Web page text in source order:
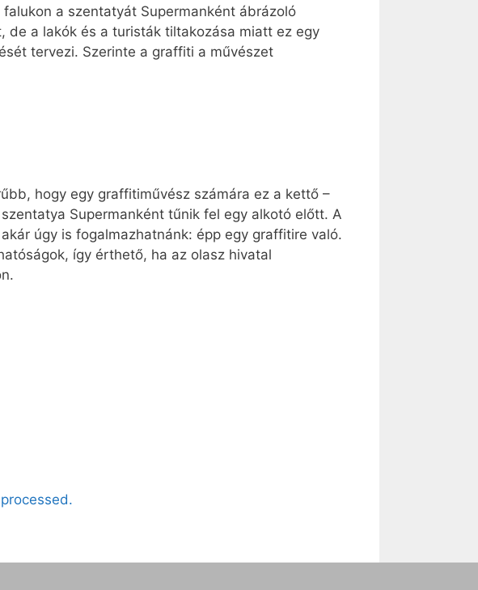
a szentatyát Supermanként ábrázoló
a lakók és a turisták tiltakozása miatt ez egy
tervezi. Szerinte a graffiti a művészet
hogy egy graffitiművész számára ez a kettő –
Supermanként tűnik fel egy alkotó előtt. A
úgy is fogalmazhatnánk: épp egy graffitire való.
így érthető, ha az olasz hivatal